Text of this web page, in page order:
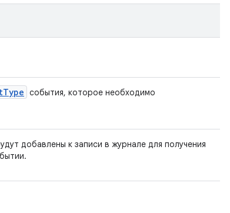
Type события, которое необходимо
добавлены к записи в журнале для получения